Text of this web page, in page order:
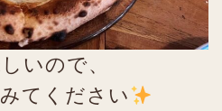
いので、
てください